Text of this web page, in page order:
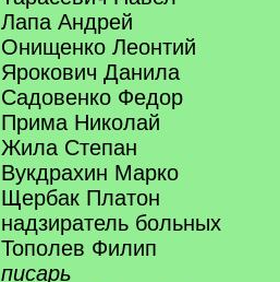
Лапа Андрей
Онищенко Леонтий
Ярокович Данила
Садовенко Федор
Прима Николай
Жила Степан
Вукдрахин Марко
Щербак Платон
надзиратель больных
Тополев Филип
писарь